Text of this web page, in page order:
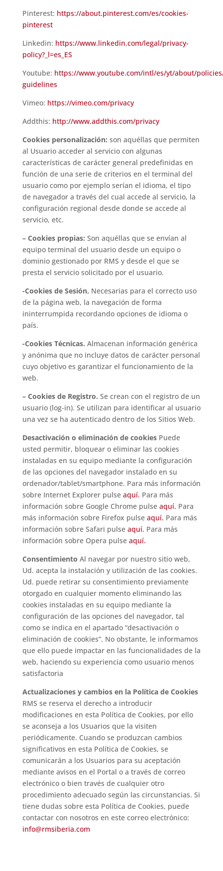
Pinterest: https://about.pinterest.com/es/cookies-
pinterest
Linkedin: https://www.linkedin.com/legal/privacy-
policy?_l=es_ES
Youtube: https://www.youtube.com/intl/es/yt/about/
guidelines
Vimeo: https://vimeo.com/privacy
Addthis: http://www.addthis.com/privacy
Cookies personalización: son aquéllas que permiten
al Usuario acceder al servicio con algunas
características de carácter general predefinidas en
función de una serie de criterios en el terminal del
usuario como por ejemplo serían el idioma, el tipo
de navegador a través del cual accede al servicio, la
configuración regional desde donde se accede al
servicio, etc.
– Cookies propias: Son aquéllas que se envían al
equipo terminal del usuario desde un equipo o
dominio gestionado por RMS y desde el que se
presta el servicio solicitado por el usuario.
-Cookies de Sesión. Necesarias para el correcto uso
de la página web, la navegación de forma
ininterrumpida recordando opciones de idioma o
país.
-Cookies Técnicas. Almacenan información genérica
y anónima que no incluye datos de carácter personal
cuyo objetivo es garantizar el funcionamiento de la
web.
– Cookies de Registro. Se crean con el registro de un
usuario (log-in). Se utilizan para identificar al usuario
una vez se ha autenticado dentro de los Sitios Web.
Desactivación o eliminación de cookiesPuede
usted permitir, bloquear o eliminar las cookies
instaladas en su equipo mediante la configuración
de las opciones del navegador instalado en su
ordenador/tablet/smartphone. Para más información
sobre Internet Explorer pulse aquí. Para más
información sobre Google Chrome pulse aquí. Para
más información sobre Firefox pulse aquí. Para más
información sobre Safari pulse aquí. Para más
información sobre Opera pulse aquí.
Consentimiento Al navegar por nuestro sitio web,
Ud. acepta la instalación y utilización de las cookies.
Ud. puede retirar su consentimiento previamente
otorgado en cualquier momento eliminando las
cookies instaladas en su equipo mediante la
configuración de las opciones del navegador, tal
como se indica en el apartado “desactivación o
eliminación de cookies”. No obstante, le informamos
que ello puede impactar en las funcionalidades de la
web, haciendo su experiencia como usuario menos
satisfactoria
Actualizaciones y cambios en la Política de Cookies
RMS se reserva el derecho a introducir
modificaciones en esta Política de Cookies, por ello
se aconseja a los Usuarios que la visiten
periódicamente. Cuando se produzcan cambios
significativos en esta Política de Cookies, se
comunicarán a los Usuarios para su aceptación
mediante avisos en el Portal o a través de correo
electrónico o bien través de cualquier otro
procedimiento adecuado según las circunstancias. Si
tiene dudas sobre esta Política de Cookies, puede
contactar con nosotros en este correo electrónico:
info@rmsiberia.com